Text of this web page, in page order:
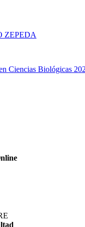
ZEPEDA
Ciencias Biológicas